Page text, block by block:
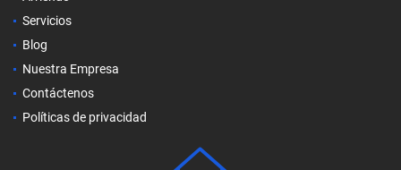
Servicios
Blog
Nuestra Empresa
Contáctenos
Políticas de privacidad